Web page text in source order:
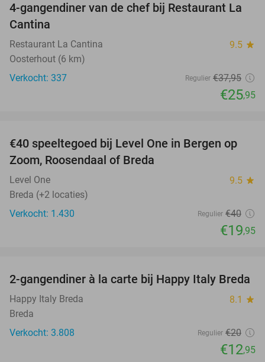
32%
4-gangendiner van de chef bij Restaurant La
Cantina
Restaurant La Cantina 9.5 star
Oosterhout (6 km)
Verkocht: 337
Regulier €37,95
€25,95
50%
€40 speeltegoed bij Level One in Bergen op
Zoom, Roosendaal of Breda
Level One 9.5 star
Breda (+2 locaties)
Verkocht: 1.430
Regulier €40
€19,95
35%
2-gangendiner à la carte bij Happy Italy Breda
Happy Italy Breda 8.1 star
Breda
Verkocht: 3.808
Regulier €20
€12,95